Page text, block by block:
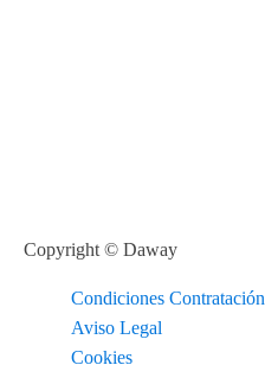
Copyright © Daway
Condiciones Contratación
Aviso Legal
Cookies